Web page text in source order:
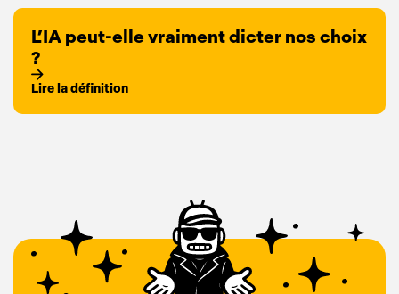
L’IA peut-elle vraiment dicter nos choix
?
Lire la définition